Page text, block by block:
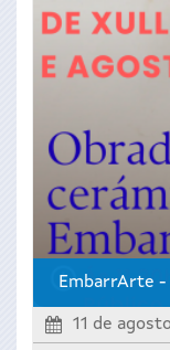
EmbarrArte -
11 de